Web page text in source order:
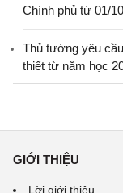
Chính phủ từ 01/
Thủ tướng yêu
thiết từ năm học
GIỚI THIỆU
Lời giới thiệu